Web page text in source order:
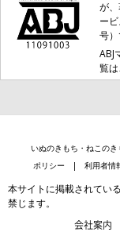
が
ー
号）
ABJ
覧
いぬのきもち・ねこのき
ポリシー
利用者情
本サイトに掲載されてい
禁じます。
会社案内